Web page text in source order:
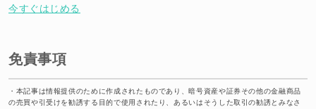
今すぐはじめる
免責事項
・ 本記事は情報提供のために作成されたものであり、暗号資産や証券その他の金融商品
の売買や引受けを勧誘する目的で使用されたり、あるいはそうした取引の勧誘とみなさ